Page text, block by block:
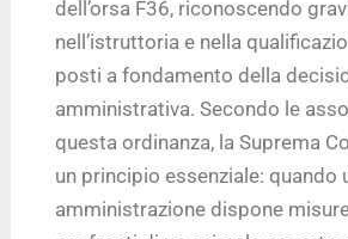
dell’orsa F36, riconoscendo
nell’istruttoria e nella
posti a fondamento della
amministrativa. Secondo le
questa ordinanza, la Suprema
un principio essenziale: quando
amministrazione dispone